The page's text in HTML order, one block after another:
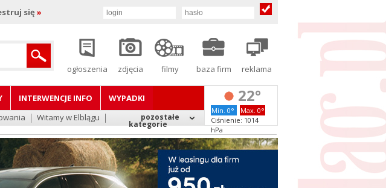
się »
ogłoszenia zdjęcia filmy baza firm reklama
INTERWENCJE INFO
WYPADKI
Witamy w Elblągu pozostałe
kategorie
22°
Min. 0°
Max. 0°
Ciśnienie: 1014
hPa